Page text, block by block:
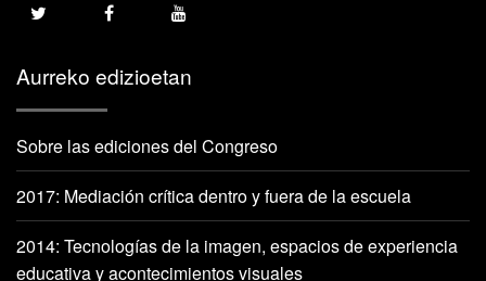
Aurreko edizioetan
Sobre las ediciones del Congreso
2017: Mediación crítica dentro y fuera de la escuela
2014: Tecnologías de la imagen, espacios de experiencia
educativa y acontecimientos visuales